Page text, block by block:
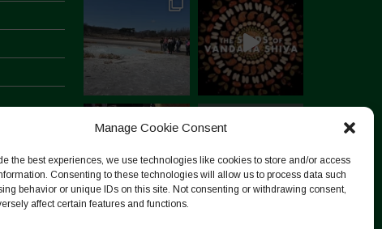
Manage Cookie Consent
the best experiences, we use technologies like cookies to store and/or access
Consenting to these technologies will allow us to process data such
behavior or unique IDs on this site. Not consenting or withdrawing consent,
affect certain features and functions.